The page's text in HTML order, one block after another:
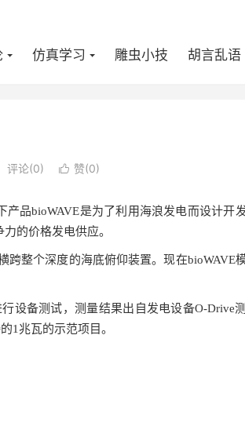
仿真学习 雕虫小技 胡言乱语
评论(0)  赞(0)
品bioWAVE是为了利用海浪发电而设计开发
的价格发电供应。
整个深度的海底俯仰装置。现在bioWAVE
设备测试，测量结果出自发电设备O-Drive
1兆瓦的示范项目。